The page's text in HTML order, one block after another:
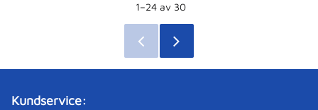
1–24av 30
Kundservice: